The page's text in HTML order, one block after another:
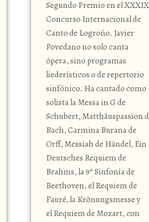
Segundo Premio en el XXXIX
Concurso Internacional de
Canto de Logroño. Javier
Povedano no solo canta
ópera, sino programas
liederísticos o de repertorio
sinfónico. Ha cantado como
solista la Messa in G de
Schubert, Matthäuspassion
Bach, Carmina Burana de
Orff, Messiah de Händel, Ein
Deutsches Requiem de
Brahms, la 9º Sinfonía de
Beethoven, el Requiem de
Fauré, la Krönungsmesse y
el Requiem de Mozart, con